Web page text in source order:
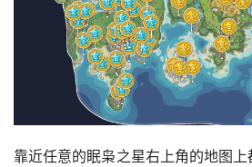
靠近任意的眠枭之星右上角的地图